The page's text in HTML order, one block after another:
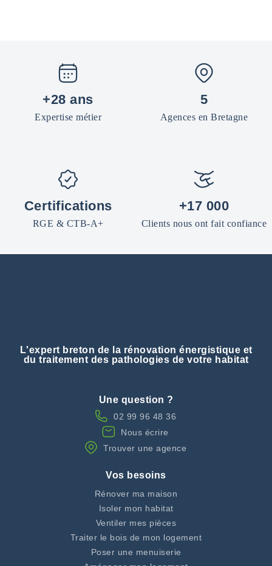
+28 ans
Expertise métier
5
Agences en Bretagne
Certifications
RGE & CTB-A+
+17 000
Clients nous ont fait confiance
L'expert breton de la rénovation énergistique et
du traitement des pathologies de votre habitat
Une question ?
02 99 96 48 36
Nous écrire
Trouver une agence
Vos besoins
Rénover ma maison
Isoler mon habitat
Ventiler mes pièces
Traiter le bois de mon logement
Poser une menuiserie